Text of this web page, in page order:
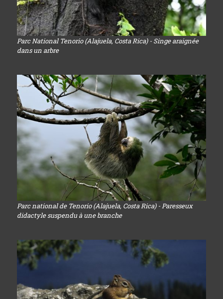
Parc National Tenorio (Alajuela, Costa Rica) - Singe araignée
dans un arbre
Parc national de Tenorio (Alajuela, Costa Rica) - Paresseux
didactyle suspendu à une branche